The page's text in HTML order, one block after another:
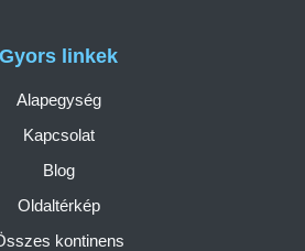
Gyors linkek
Alapegység
Kapcsolat
Blog
Oldaltérkép
kontinens